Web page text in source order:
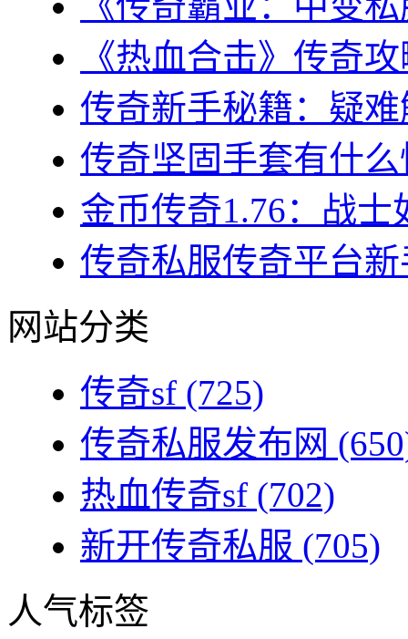
《热血合击》传奇
传奇新手秘籍：疑
传奇坚固手套有什么
金币传奇1.76：战
传奇私服传奇平台
网站分类
传奇sf (725)
传奇私服发布网
热血传奇sf (702)
新开传奇私服 (705)
人气标签